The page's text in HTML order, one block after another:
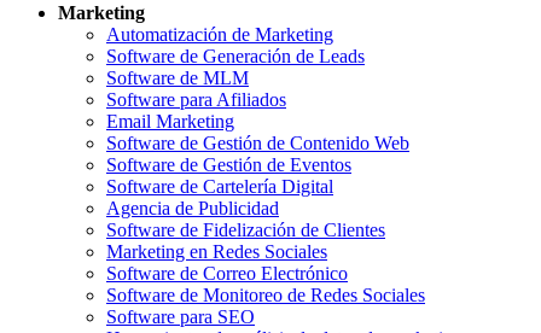
Marketing
Automatización de Marketing
Software de Generación de Leads
Software de MLM
Software para Afiliados
Email Marketing
Software de Gestión de Contenido Web
Software de Gestión de Eventos
Software de Cartelería Digital
Agencia de Publicidad
Software de Fidelización de Clientes
Marketing en Redes Sociales
Software de Correo Electrónico
Software de Monitoreo de Redes Sociales
Software para SEO